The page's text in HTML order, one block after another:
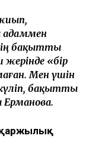
Эльза
болғаннан
бармай, үйден
кезеңнен